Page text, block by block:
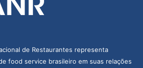
de Restaurantes representa
food service brasileiro em suas relações